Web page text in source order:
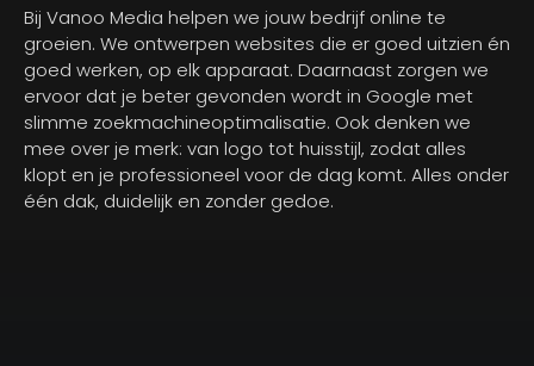
Bij Vanoo Media helpen we jouw bedrijf online te
groeien. We ontwerpen websites die er goed uitzien én
goed werken, op elk apparaat. Daarnaast zorgen we
ervoor dat je beter gevonden wordt in Google met
slimme zoekmachineoptimalisatie. Ook denken we
mee over je merk: van logo tot huisstijl, zodat alles
klopt en je professioneel voor de dag komt. Alles onder
één dak, duidelijk en zonder gedoe.